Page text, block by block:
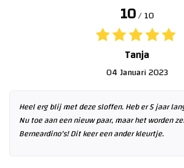
10/ 10
Tanja
04 Januari 2023
Heel erg blij met deze sloffen. Heb er 5 jaar
Nu toe aan een nieuw paar, maar het worden
Berneardino's! Dit keer een ander kleurtje.